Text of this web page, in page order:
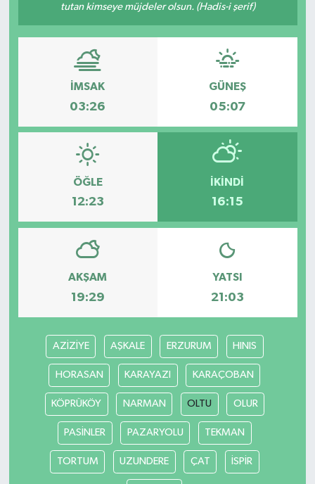
tutan kimseye müjdeler olsun. (Hadis-i şerif)
İMSAK
03:26
GÜNEŞ
05:07
ÖĞLE
12:23
İKINDI
16:15
AKŞAM
19:29
YATSI
21:03
AZİZİYE AŞKALE ERZURUM HINIS
HORASAN KARAYAZI KARAÇOBAN
KÖPRÜKÖY NARMAN OLTU OLUR
PASİNLER PAZARYOLU TEKMAN
TORTUM UZUNDERE ÇAT İSPİR
GİZLİLİK SÖZLEŞMESİ
İLETİŞİM